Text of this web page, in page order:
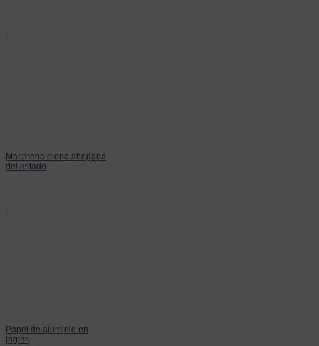
Macarena olona abogada
del estado
Papel de aluminio en
ingles